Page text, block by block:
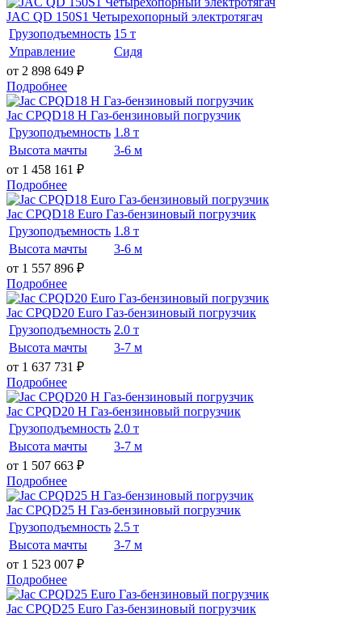
JAC QD 150S1 Четырехопорный электротягач
Грузоподъемность 15 т
Управление
Сидя
от 2 898 649 ₽
Подробнее
Jac CPQD18 H Газ-бензиновый погрузчик
Грузоподъемность 1.8 т
Высота мачты
3-6 м
от 1 458 161 ₽
Подробнее
Jac CPQD18 Euro Газ-бензиновый погрузчик
Грузоподъемность 1.8 т
Высота мачты
3-6 м
от 1 557 896 ₽
Подробнее
Jac CPQD20 Euro Газ-бензиновый погрузчик
Грузоподъемность 2.0 т
Высота мачты
3-7 м
от 1 637 731 ₽
Подробнее
Jac CPQD20 H Газ-бензиновый погрузчик
Грузоподъемность 2.0 т
Высота мачты
3-7 м
от 1 507 663 ₽
Подробнее
Jac CPQD25 H Газ-бензиновый погрузчик
Грузоподъемность 2.5 т
Высота мачты
3-7 м
от 1 523 007 ₽
Подробнее
Jac CPQD25 Euro Газ-бензиновый погрузчик